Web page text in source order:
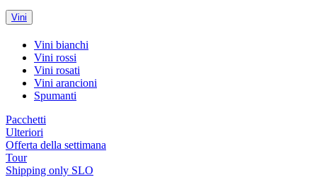
Vini
Vini bianchi
Vini rossi
Vini rosati
Vini arancioni
Spumanti
Pacchetti
Ulteriori
Offerta della settimana
Tour
Shipping only SLO